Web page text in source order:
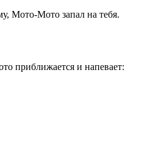
Мото-Мото запал на тебя.
приближается и напевает: